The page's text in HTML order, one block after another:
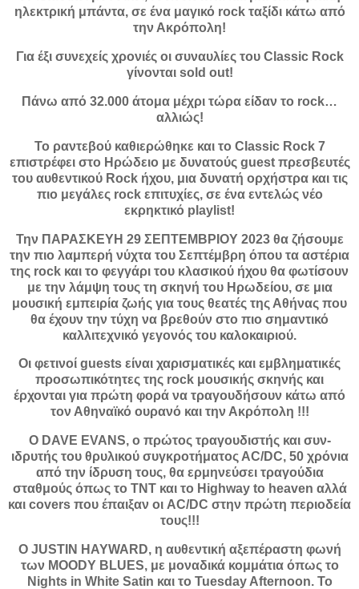
ηλεκτρική μπάντα, σε ένα μαγικό rock ταξίδι κάτω από
την Ακρόπολη!
Για έξι συνεχείς χρονιές οι συναυλίες του Classic Rock
γίνονται sold out!
Πάνω από 32.000 άτομα μέχρι τώρα είδαν το rock…
αλλιώς!
Το ραντεβού καθιερώθηκε και το Classic Rock 7
επιστρέφει στο Ηρώδειο με δυνατούς guest πρεσβευτές
του αυθεντικού Rock ήχου, μια δυνατή ορχήστρα και τις
πιο μεγάλες rock επιτυχίες, σε ένα εντελώς νέο
εκρηκτικό playlist!
Την ΠΑΡΑΣΚΕΥΗ 29 ΣΕΠΤΕΜΒΡΙΟΥ 2023 θα ζήσουμε
την πιο λαμπερή νύχτα του Σεπτέμβρη όπου τα αστέρια
της rock και το φεγγάρι του κλασικού ήχου θα φωτίσουν
με την λάμψη τους τη σκηνή του Ηρωδείου, σε μια
μουσική εμπειρία ζωής για τους θεατές της Αθήνας που
θα έχουν την τύχη να βρεθούν στο πιο σημαντικό
καλλιτεχνικό γεγονός του καλοκαιριού.
Οι φετινοί guests είναι χαρισματικές και εμβληματικές
προσωπικότητες της rock μουσικής σκηνής και
έρχονται για πρώτη φορά να τραγουδήσουν κάτω από
τον Αθηναϊκό ουρανό και την Ακρόπολη !!!
Ο DAVE EVANS, ο πρώτος τραγουδιστής και συν-
ιδρυτής τoυ θρυλικού συγκροτήματος ΑC/DC, 50 χρόνια
από την ίδρυση τους, θα ερμηνεύσει τραγούδια
σταθμούς όπως το TNT και το Highway to heaven αλλά
και covers που έπαιξαν οι AC/DC στην πρώτη περιοδεία
τους!!!
O JUSTIN HAYWARD, η αυθεντική αξεπέραστη φωνή
των MOODY BLUES, με μοναδικά κομμάτια όπως το
Nights in White Satin και το Tuesday Afternoon. Το